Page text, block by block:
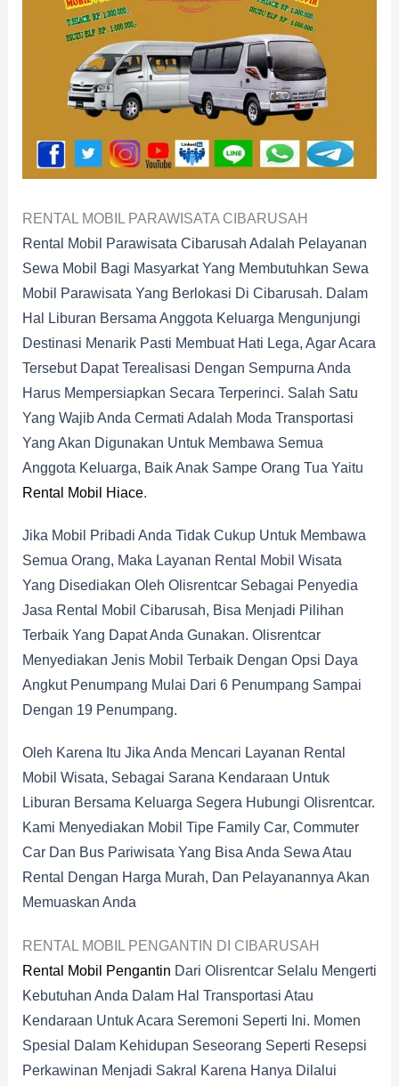
RENTAL MOBIL PARAWISATA CIBARUSAH
Rental Mobil Parawisata Cibarusah Adalah Pelayanan
Sewa Mobil Bagi Masyarkat Yang Membutuhkan Sewa
Mobil Parawisata Yang Berlokasi Di Cibarusah. Dalam
Hal Liburan Bersama Anggota Keluarga Mengunjungi
Destinasi Menarik Pasti Membuat Hati Lega, Agar Acara
Tersebut Dapat Terealisasi Dengan Sempurna Anda
Harus Mempersiapkan Secara Terperinci. Salah Satu
Yang Wajib Anda Cermati Adalah Moda Transportasi
Yang Akan Digunakan Untuk Membawa Semua
Anggota Keluarga, Baik Anak Sampe Orang Tua Yaitu
Rental Mobil Hiace.
Jika Mobil Pribadi Anda Tidak Cukup Untuk Membawa
Semua Orang, Maka Layanan Rental Mobil Wisata
Yang Disediakan Oleh Olisrentcar Sebagai Penyedia
Jasa Rental Mobil Cibarusah, Bisa Menjadi Pilihan
Terbaik Yang Dapat Anda Gunakan. Olisrentcar
Menyediakan Jenis Mobil Terbaik Dengan Opsi Daya
Angkut Penumpang Mulai Dari 6 Penumpang Sampai
Dengan 19 Penumpang.
Oleh Karena Itu Jika Anda Mencari Layanan Rental
Mobil Wisata, Sebagai Sarana Kendaraan Untuk
Liburan Bersama Keluarga Segera Hubungi Olisrentcar.
Kami Menyediakan Mobil Tipe Family Car, Commuter
Car Dan Bus Pariwisata Yang Bisa Anda Sewa Atau
Rental Dengan Harga Murah, Dan Pelayanannya Akan
Memuaskan Anda
RENTAL MOBIL PENGANTIN DI CIBARUSAH
Rental Mobil Pengantin Dari Olisrentcar Selalu Mengerti
Kebutuhan Anda Dalam Hal Transportasi Atau
Kendaraan Untuk Acara Seremoni Seperti Ini. Momen
Spesial Dalam Kehidupan Seseorang Seperti Resepsi
Perkawinan Menjadi Sakral Karena Hanya Dilalui